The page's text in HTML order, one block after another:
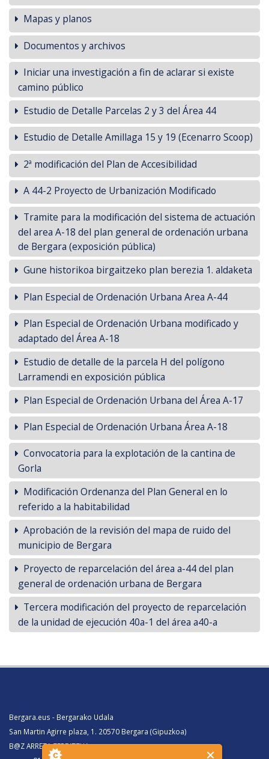
Mapas y planos
Documentos y archivos
Iniciar una investigación a fin de aclarar si existe
camino público
Estudio de Detalle Parcelas 2 y 3 del Área 44
Estudio de Detalle Amillaga 15 y 19 (Ecenarro Scoop)
2ª modificación del Plan de Accesibilidad
A 44-2 Proyecto de Urbanización Modificado
Tramite para la modificación del sistema de actuación
del area A-18 del plan general de ordenación urbana
de Bergara (exposición pública)
Gune historikoa birgaitzeko plan berezia 1. aldaketa
Plan Especial de Ordenación Urbana Area A-44
Plan Especial de Ordenación Urbana modificado y
adaptado del Área A-18
Estudio de detalle de la parcela H del polígono
Larramendi en exposición pública
Plan Especial de Ordenación Urbana del Área A-17
Plan Especial de Ordenación Urbana Área A-18
Convocatoria para la explotación de la cantina de
Gorla
Modificación Ordenanza del Plan General en lo
referido a la habitabilidad
Aprobación de la revisión del mapa de ruido del
municipio de Bergara
Proyecto de reparcelación del área a-44 del plan
general de ordenación urbana de Bergara
Tercera modificación del proyecto de reparcelación
de la unidad de ejecución 40a-1 del área a40-a
Bergara.eus - Bergarako Udala
San Martin Agirre plaza, 1. 20570 Bergara (Gipuzkoa)
B@Z ARRETA ZERBITZUA: